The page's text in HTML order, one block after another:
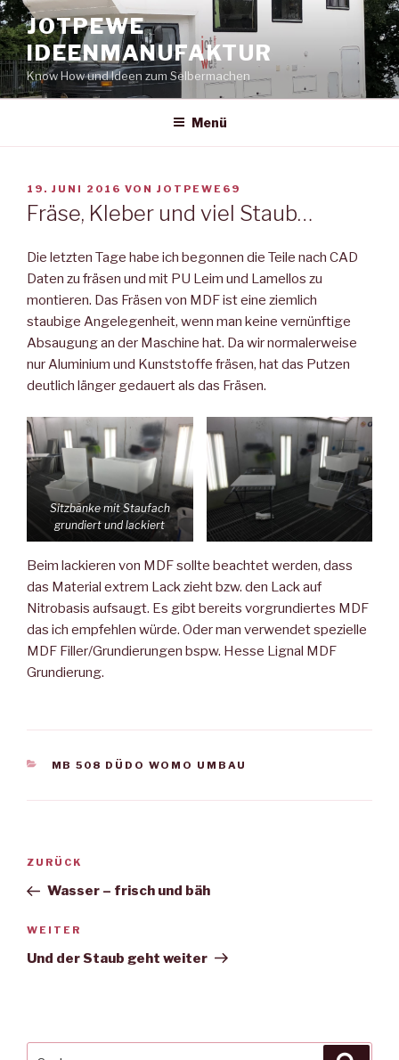
Zum
Inhalt
springen
JOTPEWE
IDEENMANUFAKTUR
Know How und Ideen zum Selbermachen
Menü
VERÖFFENTLICHT
AM
19. JUNI 2016 VON JOTPEWE69
Fräse, Kleber und viel Staub…
Die letzten Tage habe ich begonnen die Teile nach CAD
Daten zu fräsen und mit PU Leim und Lamellos zu
montieren. Das Fräsen von MDF ist eine ziemlich
staubige Angelegenheit, wenn man keine vernünftige
Absaugung an der Maschine hat. Da wir normalerweise
nur Aluminium und Kunststoffe fräsen, hat das Putzen
deutlich länger gedauert als das Fräsen.
Sitzbänke mit Staufach
grundiert und lackiert
Beim lackieren von MDF sollte beachtet werden, dass
das Material extrem Lack zieht bzw. den Lack auf
Nitrobasis aufsaugt. Es gibt bereits vorgrundiertes MDF
das ich empfehlen würde. Oder man verwendet spezielle
MDF Filler/Grundierungen bspw. Hesse Lignal MDF
Grundierung.
KATEGORIEN
MB 508 DÜDO WOMO UMBAU
Beitragsnavigation
Vorheriger
Beitrag
ZURÜCK
Wasser – frisch und bäh
Nächster
Beitrag
WEITER
Und der Staub geht weiter